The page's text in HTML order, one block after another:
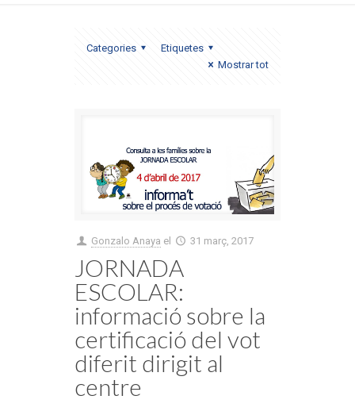
Categories
Etiquetes
Mostrar tot
Gonzalo Anaya el 31 març, 2017
JORNADA
ESCOLAR:
informació sobre la
certificació del vot
diferit dirigit al
centre